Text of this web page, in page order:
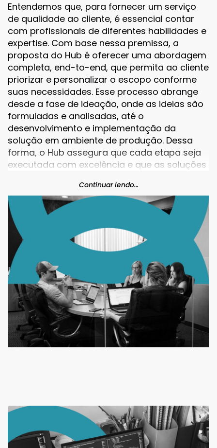
Entendemos que, para fornecer um serviço
de qualidade ao cliente, é essencial contar
com profissionais de diferentes habilidades e
expertise. Com base nessa premissa, a
proposta do Hub é oferecer uma abordagem
completa, end-to-end, que permita ao cliente
priorizar e personalizar o escopo conforme
suas necessidades. Esse processo abrange
desde a fase de ideação, onde as ideias são
formuladas e analisadas, até o
desenvolvimento e implementação da
solução em ambiente de produção. Dessa
forma, o Hub assegura que cada etapa seja
executada com excelência e que as soluções
objetivos estratégicos e operacionais do
cliente.
Continuar lendo...